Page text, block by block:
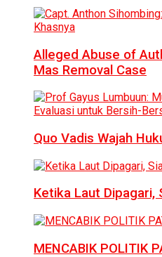
Alleged Abuse of
Mas Removal Case
Quo Vadis Wajah
Ketika Laut Dipagari,
MENCABIK POLITIK